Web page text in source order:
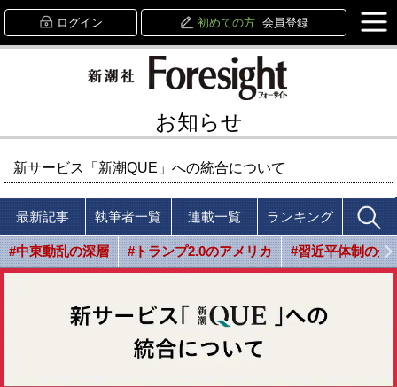
ログイン 初めての方 会員登録
お知らせ
新サービス「新潮QUE」への統合について
最新記事 執筆者一覧 連載一覧 ランキング
#中東動乱の深層 #トランプ2.0のアメリカ #習近平体制の光